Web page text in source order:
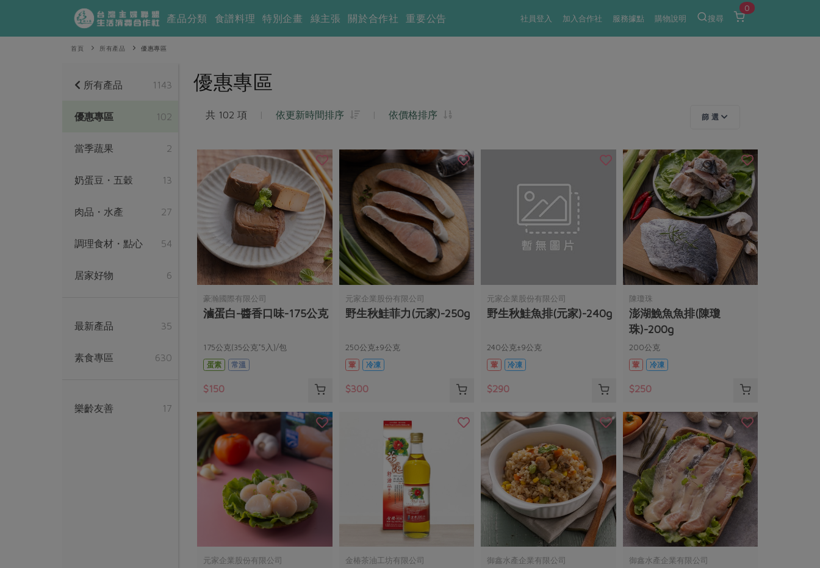
社員登入 加入合作社 服務據點 購物說明 搜尋
0
產品分類 食譜料理 特別企畫 綠主張 關於合作社 重要公告
首頁 所有產品 優惠專區
優惠專區
共 102 項 | 依更新時間排序 | 依價格排序 篩 選
豪瀚國際有限公司
滷蛋白-醬香口味-175公克
175公克(35公克*5入)/包
蛋素
常溫
$150
元家企業股份有限公司
野生秋鮭菲力(元家)-250g
250公克±9公克
葷
冷凍
$300
元家企業股份有限公司
野生秋鮭魚排(元家)-240g
240公克±9公克
葷
冷凍
$290
陳瓊珠
澎湖鮸魚魚排(陳瓊
珠)-200g
200公克
葷
冷凍
$250
元家企業股份有限公司 金椿茶油工坊有限公司 御鑫水產企業有限公司 御鑫水產企業有限公司
所有產品 1143
優惠專區 102
當季蔬果 2
奶蛋豆・五穀 13
肉品・水產 27
調理食材・點心 54
居家好物 6
最新產品 35
素食專區 630
樂齡友善 17